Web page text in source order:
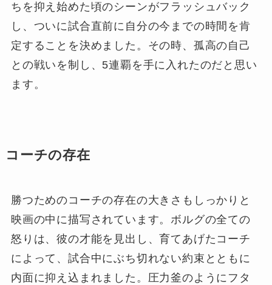
ちを抑え始めた頃のシーンがフラッシュバック
し、ついに試合直前に自分の今までの時間を肯
定することを決めました。その時、孤高の自己
との戦いを制し、5連覇を手に入れたのだと思い
ます。
コーチの存在
勝つためのコーチの存在の大きさもしっかりと
映画の中に描写されています。ボルグの全ての
怒りは、彼の才能を見出し、育てあげたコーチ
によって、試合中にぶち切れない約束とともに
内面に抑え込まれました。圧力釜のようにフタ